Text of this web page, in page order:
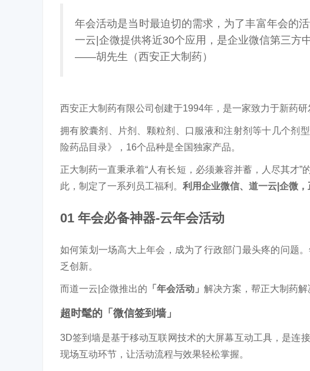
年会活动是当时最迫切的需求，为了丰富年会的
一云|企微提供将近30个应用，是企业微信第三方
——胡先生（西安正大制药）
西安正大制药有限公司创建于1994年，是一家致力于新药
拥有胶囊剂、片剂、颗粒剂、口服液和注射剂等十几个剂
险药品目录》，16个品种是全国独家产品。
正大制药一直秉承着“人有长短，必须兼容并蓄，人尽其才
此，制定了一系列员工福利。 利用企业微信、道一云|企微
01 年会必备神器-云年会活动
如何策划一场高大上年会，成为了行政部门最头疼的问题
乏创新。
而道一云|企微推出的 「年会活动」 解决方案，帮正大制药解
超时髦的「微信签到墙」
3D签到墙是基于移动互联网技术的大屏幕互动工具，是连
现场互动环节，让活动流程与效果轻松掌握。